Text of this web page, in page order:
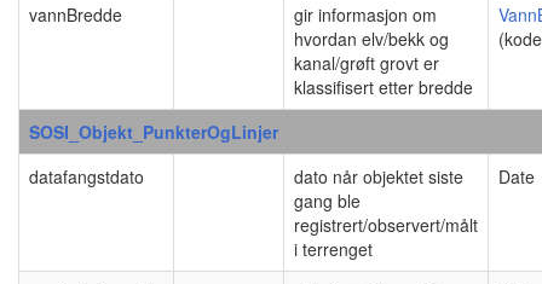
vannBredde
gir informasjon om
hvordan elv/bekk og
kanal/grøft grovt er
klassifisert etter bredde
SOSI_Objekt_PunkterOgLinjer
datafangstdato
dato når objektet siste
gang ble
registrert/observert/målt
i terrenget
Date